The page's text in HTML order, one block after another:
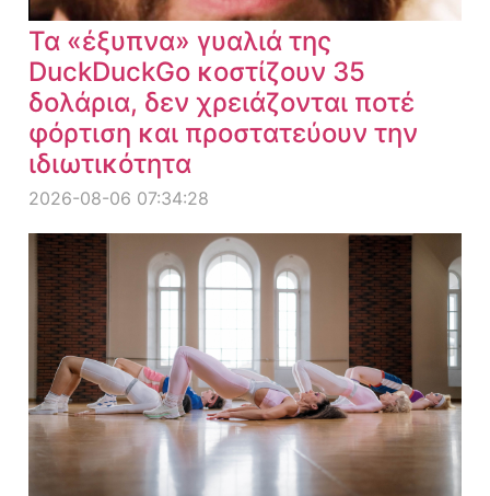
Τα «έξυπνα» γυαλιά της
DuckDuckGo κοστίζουν 35
δολάρια, δεν χρειάζονται ποτέ
φόρτιση και προστατεύουν την
ιδιωτικότητα
2026-08-06 07:34:28